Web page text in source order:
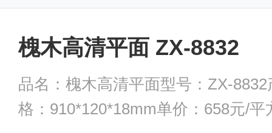
槐木高清平面 ZX-8832
品名：槐木高清平面型号：ZX-
格：910*120*18mm单价：658元/平